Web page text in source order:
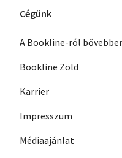
Cégünk
A Bookline-ról
Bookline Zöld
Karrier
Impresszum
Médiaajánlat